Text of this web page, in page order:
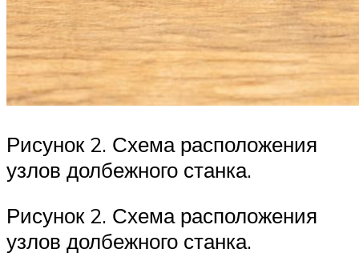
Рисунок 2. Схема расположения
узлов долбежного станка.
Рисунок 2. Схема расположения
узлов долбежного станка.